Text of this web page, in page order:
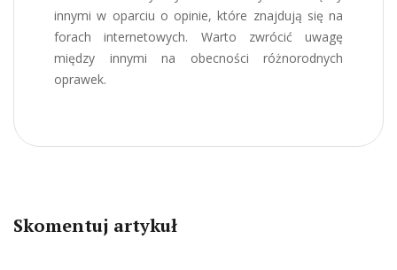
innymi w oparciu o opinie, które znajdują się na
forach internetowych. Warto zwrócić uwagę
między innymi na obecności różnorodnych
oprawek.
Skomentuj artykuł